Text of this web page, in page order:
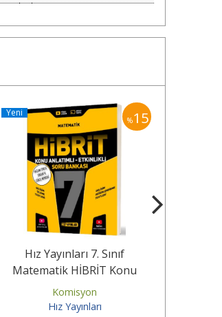
%15
Yeni
Hız Yayınları 7. Sınıf
Matematik HİBRİT Konu
Anlatımlı Etkinlikli Soru...
Komisyon
Hız Yayınları